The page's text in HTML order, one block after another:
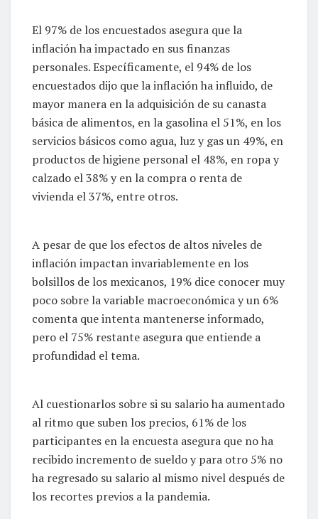
El 97% de los encuestados asegura que la
inflación ha impactado en sus finanzas
personales. Específicamente, el 94% de los
encuestados dijo que la inflación ha influido, de
mayor manera en la adquisición de su canasta
básica de alimentos, en la gasolina el 51%, en los
servicios básicos como agua, luz y gas un 49%, en
productos de higiene personal el 48%, en ropa y
calzado el 38% y en la compra o renta de
vivienda el 37%, entre otros.
A pesar de que los efectos de altos niveles de
inflación impactan invariablemente en los
bolsillos de los mexicanos, 19% dice conocer muy
poco sobre la variable macroeconómica y un 6%
comenta que intenta mantenerse informado,
pero el 75% restante asegura que entiende a
profundidad el tema.
Al cuestionarlos sobre si su salario ha aumentado
al ritmo que suben los precios, 61% de los
participantes en la encuesta asegura que no ha
recibido incremento de sueldo y para otro 5% no
ha regresado su salario al mismo nivel después de
los recortes previos a la pandemia.